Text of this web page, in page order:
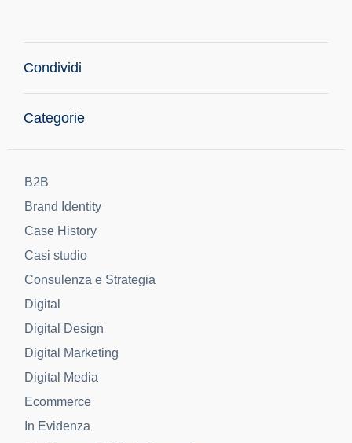
Condividi
Categorie
B2B
Brand Identity
Case History
Casi studio
Consulenza e Strategia
Digital
Digital Design
Digital Marketing
Digital Media
Ecommerce
In Evidenza